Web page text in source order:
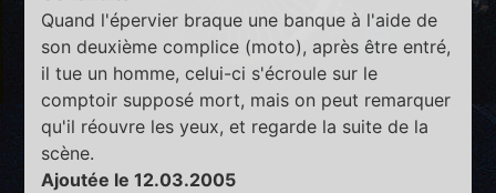
Quand l'épervier braque une banque à l'aide de
son deuxième complice (moto), après être entré,
il tue un homme, celui-ci s'écroule sur le
comptoir supposé mort, mais on peut remarquer
qu'il réouvre les yeux, et regarde la suite de la
scène.
Ajoutée le 12.03.2005